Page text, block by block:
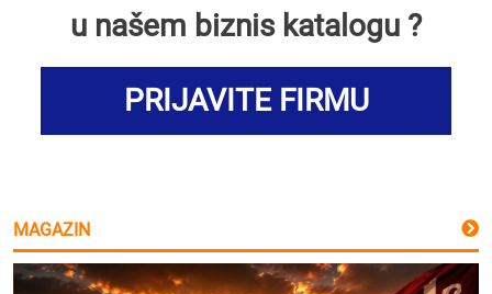
u našem biznis katalogu ?
PRIJAVITE FIRMU
MAGAZIN